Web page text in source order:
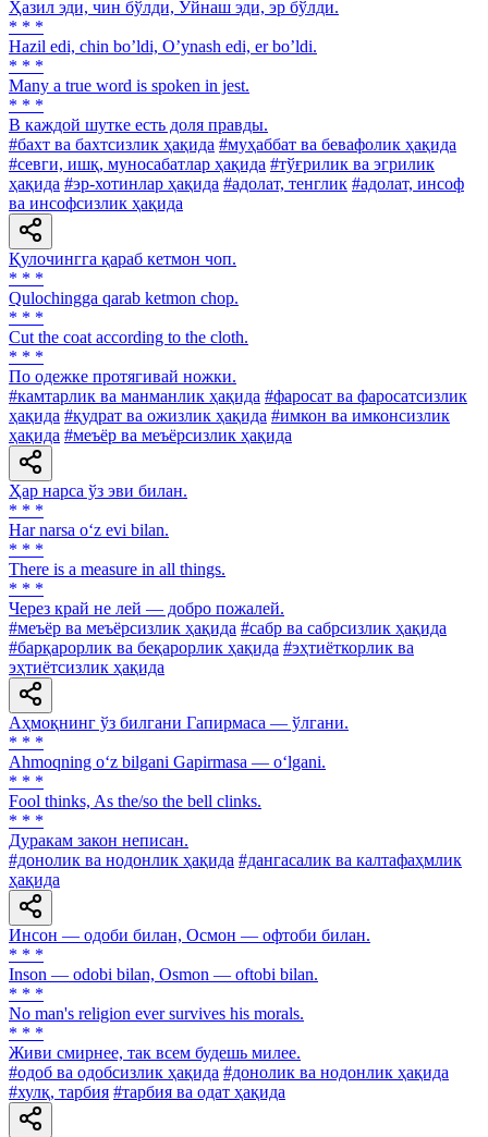
Ҳазил эди, чин бўлди, Ўйнаш эди, эр бўлди.
* * *
Hazil edi, chin boʼldi, Oʼynash edi, er boʼldi.
* * *
Many a true word is spoken in jest.
* * *
В каждой шутке есть доля правды.
#бахт ва бахтсизлик ҳақида #муҳаббат ва бевафолик ҳақида
#севги, ишқ, муносабатлар ҳақида #тўғрилик ва эгрилик
ҳақида #эр-хотинлар ҳақида #адолат, тенглик #адолат, инсоф
ва инсофсизлик ҳақида
Қулочингга қараб кетмон чоп.
* * *
Qulochingga qarab ketmon chop.
* * *
Cut the coat according to the cloth.
* * *
По одежке протягивай ножки.
#камтарлик ва манманлик ҳақида #фаросат ва фаросатсизлик
ҳақида #қудрат ва ожизлик ҳақида #имкон ва имконсизлик
ҳақида #меъёр ва меъёрсизлик ҳақида
Ҳар нарса ўз эви билан.
* * *
Har narsa o‘z evi bilan.
* * *
There is a measure in all things.
* * *
Через край не лей — добро пожалей.
#меъёр ва меъёрсизлик ҳақида #сабр ва сабрсизлик ҳақида
#барқарорлик ва беқарорлик ҳақида #эҳтиёткорлик ва
эҳтиётсизлик ҳақида
Аҳмоқнинг ўз билгани Гапирмаса — ўлгани.
* * *
Ahmoqning o‘z bilgani Gapirmasa — o‘lgani.
* * *
Fool thinks, As the/so the bell clinks.
* * *
Дуракам закон неписан.
#донолик ва нодонлик ҳақида #дангасалик ва калтафаҳмлик
ҳақида
Инсон — одоби билан, Осмон — офтоби билан.
* * *
Inson — odobi bilan, Osmon — oftobi bilan.
* * *
No man's religion ever survives his morals.
* * *
Живи смирнее, так всем будешь милее.
#одоб ва одобсизлик ҳақида #донолик ва нодонлик ҳақида
#хулқ, тарбия #тарбия ва одат ҳақида